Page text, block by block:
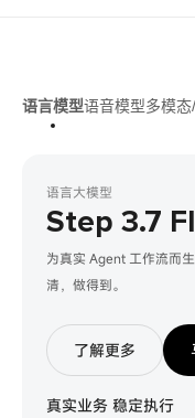
语言模型语音模型多模
语言大模型
Step 3.7
为真实 Agent 工作流而
清，做得到。
了解更多
真实业务 稳定执行